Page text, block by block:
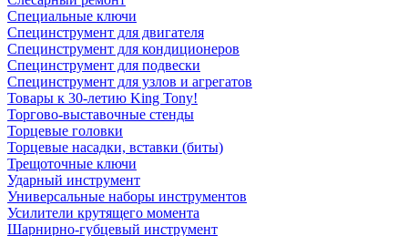
Специальные ключи
Специнструмент для двигателя
Специнструмент для кондиционеров
Специнструмент для подвески
Специнструмент для узлов и агрегатов
Товары к 30-летию King Tony!
Торгово-выставочные стенды
Торцевые головки
Торцевые насадки, вставки (биты)
Трещоточные ключи
Ударный инструмент
Универсальные наборы инструментов
Усилители крутящего момента
Шарнирно-губцевый инструмент